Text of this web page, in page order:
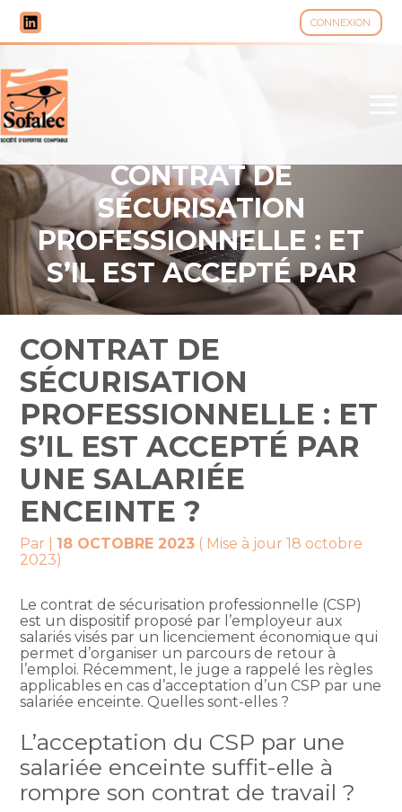
CONNEXION
Aller
au
contenu
CONTRAT DE
SÉCURISATION
PROFESSIONNELLE : ET
S’IL EST ACCEPTÉ PAR
UNE SALARIÉE ENCEINTE
?
CONTRAT DE
SÉCURISATION
PROFESSIONNELLE : ET
S’IL EST ACCEPTÉ PAR
UNE SALARIÉE
ENCEINTE ?
Par 18 OCTOBRE 2023 ( Mise à jour 18 octobre
2023)
Le contrat de sécurisation professionnelle (CSP)
est un dispositif proposé par l’employeur aux
salariés visés par un licenciement économique qui
permet d’organiser un parcours de retour à
l’emploi. Récemment, le juge a rappelé les règles
applicables en cas d’acceptation d’un CSP par une
salariée enceinte. Quelles sont-elles ?
L’acceptation du CSP par une
salariée enceinte suffit-elle à
rompre son contrat de travail ?